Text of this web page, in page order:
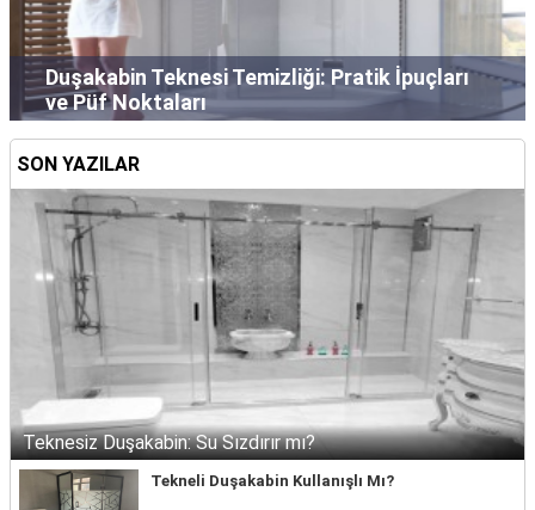
Duşakabin Teknesi Temizliği: Pratik İpuçları
ve Püf Noktaları
SON YAZILAR
Teknesiz Duşakabin: Su Sızdırır mı?
Tekneli Duşakabin Kullanışlı Mı?